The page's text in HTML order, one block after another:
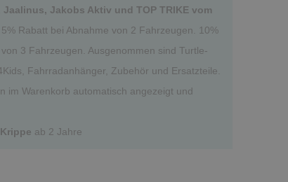
Jaalinus, Jakobs Aktiv und TOP TRIKE vom
5% Rabatt bei Abnahme von 2 Fahrzeugen. 10%
3 Fahrzeugen. Ausgenommen sind Turtle-
Fahrradanhänger, Zubehör und Ersatzteile.
im Warenkorb automatisch angezeigt und
ab 2 Jahre